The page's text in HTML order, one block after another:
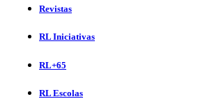
Revistas
RL Iniciativas
RL+65
RL Escolas